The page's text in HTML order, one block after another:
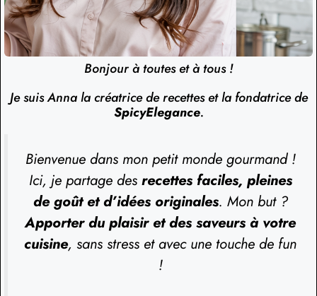
Bonjour à toutes et à tous !
Je suis Anna la créatrice de recettes et la fondatrice de
SpicyElegance.
Bienvenue dans mon petit monde gourmand !
Ici, je partage des recettes faciles, pleines
de goût et d’idées originales. Mon but ?
Apporter du plaisir et des saveurs à votre
cuisine, sans stress et avec une touche de fun
!